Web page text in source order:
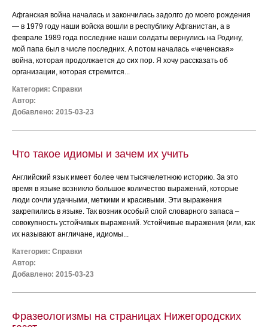
Афганская война началась и закончилась задолго до моего рождения
― в 1979 году наши войска вошли в республику Афганистан, а в
феврале 1989 года последние наши солдаты вернулись на Родину,
мой папа был в числе последних. А потом началась «чеченская»
война, которая продолжается до сих пор. Я хочу рассказать об
организации, которая стремится...
Категория: Справки
Автор:
Добавлено: 2015-03-23
Что такое идиомы и зачем их учить
Английский язык имеет более чем тысячелетнюю историю. За это
время в языке возникло большое количество выражений, которые
люди сочли удачными, меткими и красивыми. Эти выражения
закрепились в языке. Так возник особый слой словарного запаса –
совокупность устойчивых выражений. Устойчивые выражения (или, как
их называют англичане, идиомы...
Категория: Справки
Автор:
Добавлено: 2015-03-23
Фразеологизмы на страницах Нижегородских